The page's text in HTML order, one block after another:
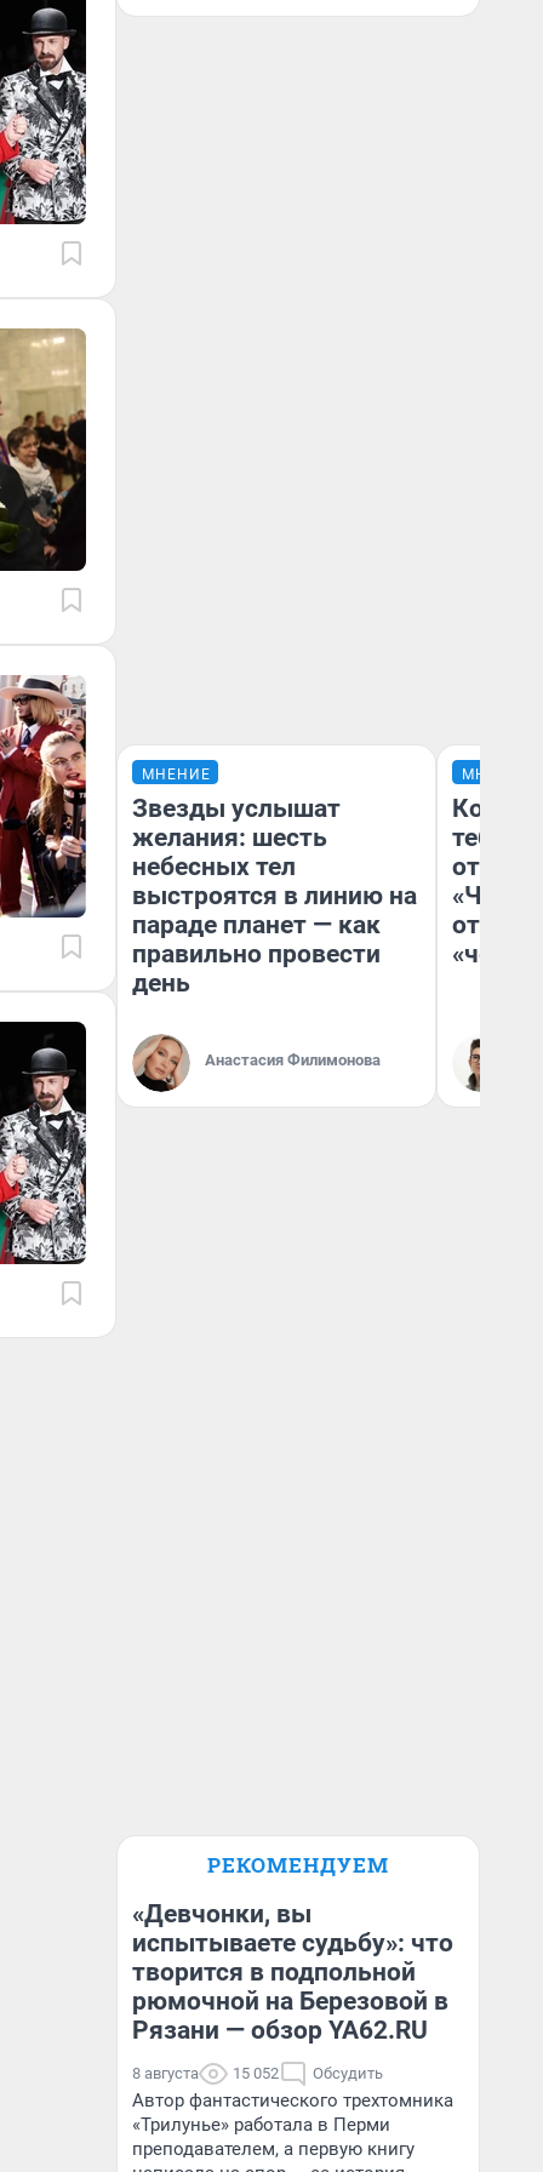
МНЕНИЕ
Звезды услышат
желания: шесть
небесных тел
выстроятся в линию на
параде планет — как
правильно провести
день
Анастасия Филимонова
МНЕНИЕ
тебя
отзыв
РЕКОМЕНДУЕМ
«Девчонки, вы
испытываете судьбу»: что
творится в подпольной
рюмочной на Березовой в
Рязани — обзор YA62.RU
8 августа 15 052 Обсудить
Автор фантастического трехтомника
«Трилунье» работала в Перми
преподавателем, а первую книгу